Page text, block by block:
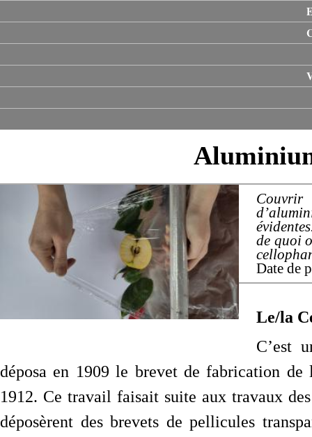
Couvrir
de quoi
Date de
Le/la
C’est
déposa en 1909 le brevet de fabrication
1912. Ce travail faisait suite aux travaux
déposèrent des brevets de pellicules